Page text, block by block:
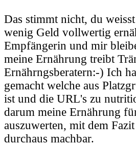
Das stimmt nicht, du
wenig Geld vollwertig
Empfängerin und mir
meine Ernährung treibt
Ernährngsberatern:-) Ich
gemacht welche aus
ist und die URL's zu
darum meine Ernährung
auszuwerten, mit dem
durchaus machbar.